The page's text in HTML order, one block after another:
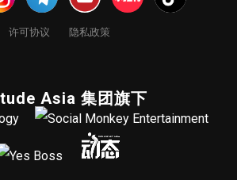
许可协议 隐私政策
Asia 集团旗下